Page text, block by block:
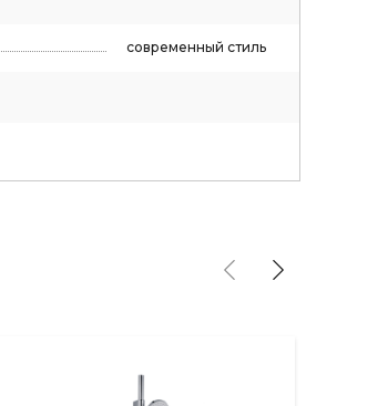
современный стиль